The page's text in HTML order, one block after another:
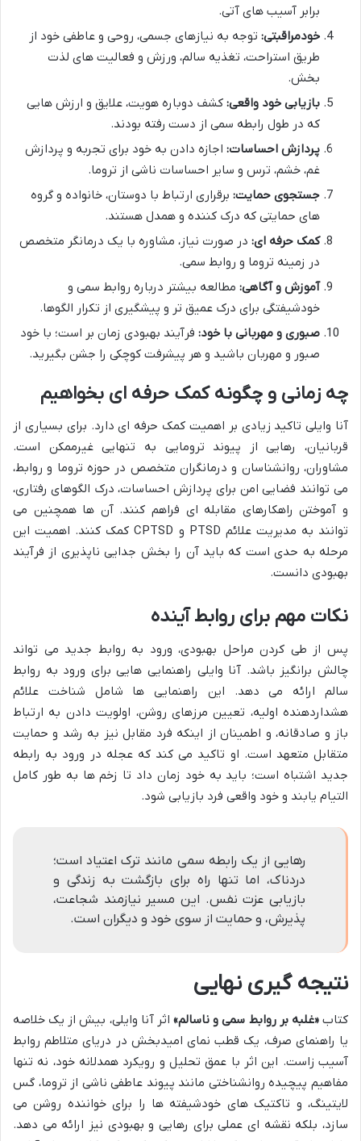
برابر آسیب های آتی.
خودمراقبتی: توجه به نیازهای جسمی، روحی و عاطفی خود از
طریق استراحت، تغذیه سالم، ورزش و فعالیت های لذت
بخش.
بازیابی خود واقعی: کشف دوباره هویت، علایق و ارزش هایی
که در طول رابطه سمی از دست رفته بودند.
پردازش احساسات: اجازه دادن به خود برای تجربه و پردازش
غم، خشم، ترس و سایر احساسات ناشی از تروما.
جستجوی حمایت: برقراری ارتباط با دوستان، خانواده و گروه
های حمایتی که درک کننده و همدل هستند.
کمک حرفه ای: در صورت نیاز، مشاوره با یک درمانگر متخصص
در زمینه تروما و روابط سمی.
آموزش و آگاهی: مطالعه بیشتر درباره روابط سمی و
خودشیفتگی برای درک عمیق تر و پیشگیری از تکرار الگوها.
صبوری و مهربانی با خود: فرآیند بهبودی زمان بر است؛ با خود
صبور و مهربان باشید و هر پیشرفت کوچکی را جشن بگیرید.
چه زمانی و چگونه کمک حرفه ای بخواهیم
آنا وایلی تاکید زیادی بر اهمیت کمک حرفه ای دارد. برای بسیاری از
قربانیان، رهایی از پیوند ترومایی به تنهایی غیرممکن است.
مشاوران، روانشناسان و درمانگران متخصص در حوزه تروما و روابط،
می توانند فضایی امن برای پردازش احساسات، درک الگوهای رفتاری،
و آموختن راهکارهای مقابله ای فراهم کنند. آن ها همچنین می
توانند به مدیریت علائم PTSD و CPTSD کمک کنند. اهمیت این
مرحله به حدی است که باید آن را بخش جدایی ناپذیری از فرآیند
بهبودی دانست.
نکات مهم برای روابط آینده
پس از طی کردن مراحل بهبودی، ورود به روابط جدید می تواند
چالش برانگیز باشد. آنا وایلی راهنمایی هایی برای ورود به روابط
سالم ارائه می دهد. این راهنمایی ها شامل شناخت علائم
هشداردهنده اولیه، تعیین مرزهای روشن، اولویت دادن به ارتباط
باز و صادقانه، و اطمینان از اینکه فرد مقابل نیز به رشد و حمایت
متقابل متعهد است. او تاکید می کند که عجله در ورود به رابطه
جدید اشتباه است؛ باید به خود زمان داد تا زخم ها به طور کامل
التیام یابند و خود واقعی فرد بازیابی شود.
رهایی از یک رابطه سمی مانند ترک اعتیاد است؛
دردناک، اما تنها راه برای بازگشت به زندگی و
بازیابی عزت نفس. این مسیر نیازمند شجاعت،
پذیرش، و حمایت از سوی خود و دیگران است.
نتیجه گیری نهایی
کتاب«غلبه بر روابط سمی و ناسالم»اثر آنا وایلی، بیش از یک خلاصه
یا راهنمای صرف، یک قطب نمای امیدبخش در دریای متلاطم روابط
آسیب زاست. این اثر با عمق تحلیل و رویکرد همدلانه خود، نه تنها
مفاهیم پیچیده روانشناختی مانند پیوند عاطفی ناشی از تروما، گس
لایتینگ، و تاکتیک های خودشیفته ها را برای خواننده روشن می
سازد، بلکه نقشه ای عملی برای رهایی و بهبودی نیز ارائه می دهد.